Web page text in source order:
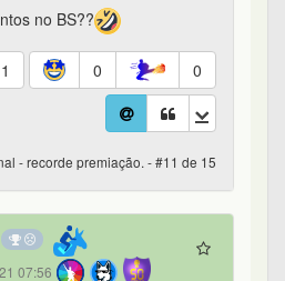
no BS??
1 0 0
- recorde premiação. - #11 de 15
07:56